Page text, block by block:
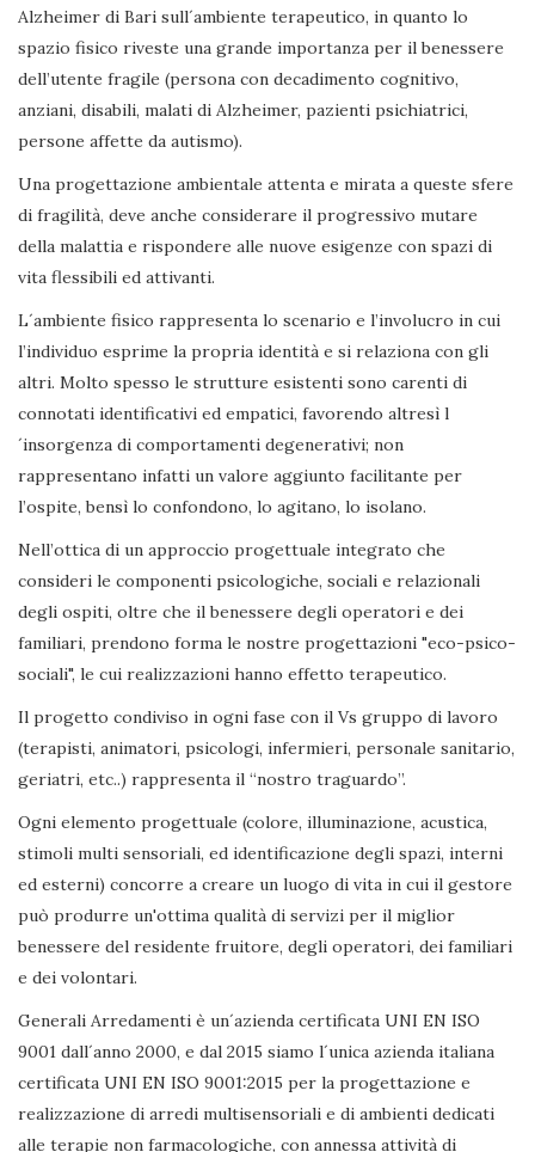
Alzheimer di Bari sull´ambiente terapeutico, in quanto lo
spazio fisico riveste una grande importanza per il benessere
dell’utente fragile (persona con decadimento cognitivo,
anziani, disabili, malati di Alzheimer, pazienti psichiatrici,
persone affette da autismo).
Una progettazione ambientale attenta e mirata a queste sfere
di fragilità, deve anche considerare il progressivo mutare
della malattia e rispondere alle nuove esigenze con spazi di
vita flessibili ed attivanti.
L´ambiente fisico rappresenta lo scenario e l’involucro in cui
l’individuo esprime la propria identità e si relaziona con gli
altri. Molto spesso le strutture esistenti sono carenti di
connotati identificativi ed empatici, favorendo altresì l
´insorgenza di comportamenti degenerativi; non
rappresentano infatti un valore aggiunto facilitante per
l’ospite, bensì lo confondono, lo agitano, lo isolano.
Nell’ottica di un approccio progettuale integrato che
consideri le componenti psicologiche, sociali e relazionali
degli ospiti, oltre che il benessere degli operatori e dei
familiari, prendono forma le nostre progettazioni "eco-psico-
sociali", le cui realizzazioni hanno effetto terapeutico.
Il progetto condiviso in ogni fase con il Vs gruppo di lavoro
(terapisti, animatori, psicologi, infermieri, personale sanitario,
geriatri, etc..) rappresenta il “nostro traguardo”.
Ogni elemento progettuale (colore, illuminazione, acustica,
stimoli multi sensoriali, ed identificazione degli spazi, interni
ed esterni) concorre a creare un luogo di vita in cui il gestore
può produrre un'ottima qualità di servizi per il miglior
benessere del residente fruitore, degli operatori, dei familiari
e dei volontari.
Generali Arredamenti è un´azienda certificata UNI EN ISO
9001 dall´anno 2000, e dal 2015 siamo l´unica azienda italiana
certificata UNI EN ISO 9001:2015 per la progettazione e
realizzazione di arredi multisensoriali e di ambienti dedicati
alle terapie non farmacologiche, con annessa attività di